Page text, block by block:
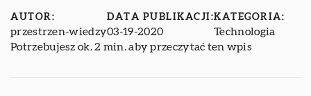
AUTOR:
przestrzen-wiedzy
DATA PUBLIKACJI:
03-19-2020
KATEGORIA:
Technologia
Potrzebujesz ok. 2 min. aby przeczytać ten wpis